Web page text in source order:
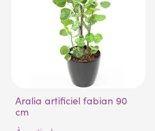
Aralia artificiel fabian 90
cm